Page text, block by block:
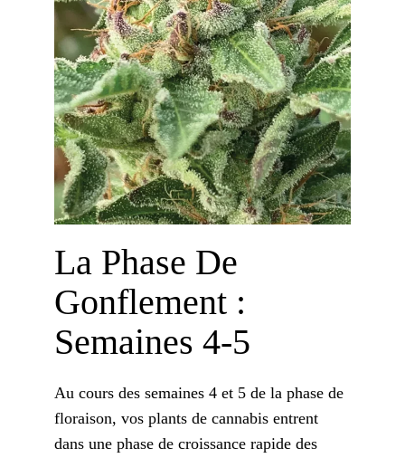
La Phase De
Gonflement :
Semaines 4-5
Au cours des semaines 4 et 5 de la phase de
floraison, vos plants de cannabis entrent
dans une phase de croissance rapide des